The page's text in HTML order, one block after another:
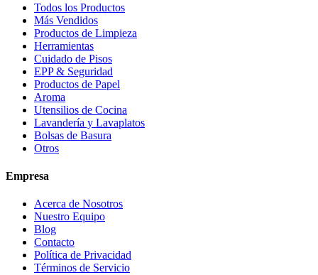
Todos los Productos
Más Vendidos
Productos de Limpieza
Herramientas
Cuidado de Pisos
EPP & Seguridad
Productos de Papel
Aroma
Utensilios de Cocina
Lavandería y Lavaplatos
Bolsas de Basura
Otros
Empresa
Acerca de Nosotros
Nuestro Equipo
Blog
Contacto
Política de Privacidad
Términos de Servicio